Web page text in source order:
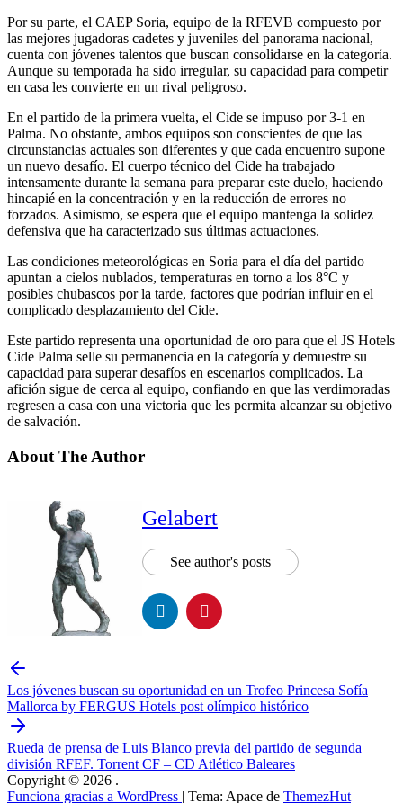
Por su parte, el CAEP Soria, equipo de la RFEVB compuesto por
las mejores jugadoras cadetes y juveniles del panorama nacional,
cuenta con jóvenes talentos que buscan consolidarse en la categoría.
Aunque su temporada ha sido irregular, su capacidad para competir
en casa les convierte en un rival peligroso.
En el partido de la primera vuelta, el Cide se impuso por 3-1 en
Palma. No obstante, ambos equipos son conscientes de que las
circunstancias actuales son diferentes y que cada encuentro supone
un nuevo desafío. El cuerpo técnico del Cide ha trabajado
intensamente durante la semana para preparar este duelo, haciendo
hincapié en la concentración y en la reducción de errores no
forzados. Asimismo, se espera que el equipo mantenga la solidez
defensiva que ha caracterizado sus últimas actuaciones.
Las condiciones meteorológicas en Soria para el día del partido
apuntan a cielos nublados, temperaturas en torno a los 8°C y
posibles chubascos por la tarde, factores que podrían influir en el
complicado desplazamiento del Cide.
Este partido representa una oportunidad de oro para que el JS Hotels
Cide Palma selle su permanencia en la categoría y demuestre su
capacidad para superar desafíos en escenarios complicados. La
afición sigue de cerca al equipo, confiando en que las verdimoradas
regresen a casa con una victoria que les permita alcanzar su objetivo
de salvación.
About The Author
Gelabert
See author's posts
Los jóvenes buscan su oportunidad en un Trofeo Princesa Sofía
Mallorca by FERGUS Hotels post olímpico histórico
Rueda de prensa de Luis Blanco previa del partido de segunda
división RFEF. Torrent CF – CD Atlético Baleares
Copyright © 2026 .
Funciona gracias a WordPress | Tema: Apace de ThemezHut